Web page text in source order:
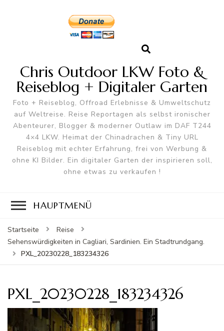
Chris Outdoor LKW Foto &
Reiseblog + Digitaler Garten
Foto + Reiseblog, Offroad Erlebnisse & Umweltschutz
auf Weltreise. Reise Reportagen als selbst ironischer
Abenteurer, Blogger & moderner Outlaw im DAF T244
4×4 LKW. Heimat der Chinadrachen & Tiny URL
Reiseblog mit echter Erfahrung, frei von Werbung &
ohne KI Bilder. Ein digitaler Garten der inspirieren soll,
ohne etwas zu verkaufen !
HAUPTMENÜ
Startseite
Reise
Sehenswürdigkeiten in Cagliari, Sardinien. Ein Stadtrundgang.
PXL_20230228_183234326
PXL_20230228_183234326